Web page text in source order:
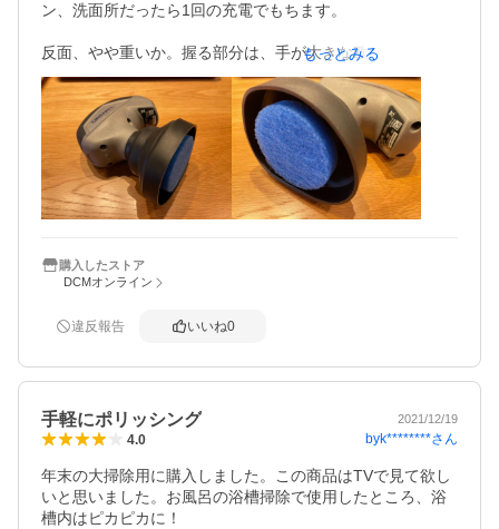
ン、洗面所だったら1回の充電でもちます。
反面、やや重いか。握る部分は、手が大きな欧米人にあわ
せて作られている気がします。手が大きければ人間工学的
にすっぽりと手の中におさまり支えやすいものの、手が小
さい女性だと握りづらいかもしれない。
水はね防止のスカーフが付いているのは良いですね！写真
は蛇腹式のスカーフを伸ばした状態です。
もっとみる
購入したストア
DCMオンライン
違反報告 いいね0
手軽にポリッシング 2021/12/19
4.0 byk********さん
年末の大掃除用に購入しました。この商品はTVで見て欲し
いと思いました。お風呂の浴槽掃除で使用したところ、浴
槽内はピカピカに！